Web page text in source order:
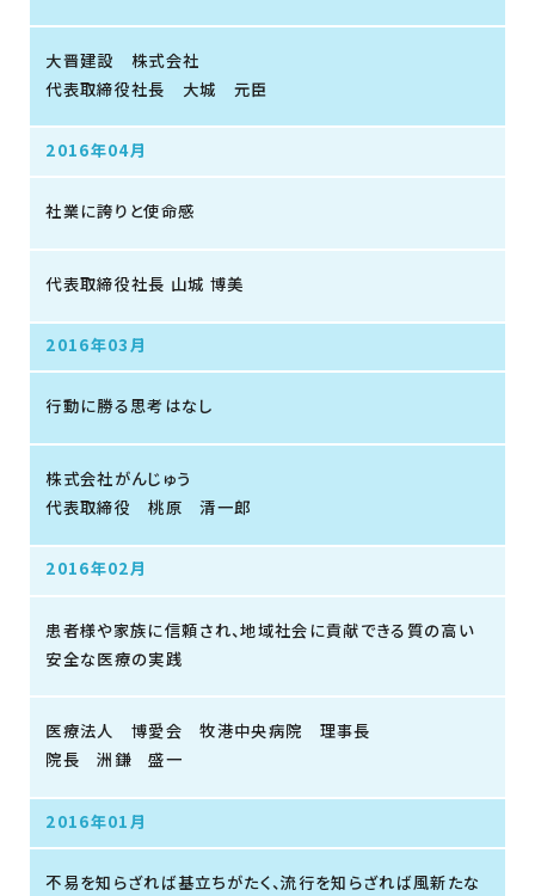
大晋建設 株式会社
代表取締役社長 大城 元臣
2016年04月
社業に誇りと使命感
代表取締役社長 山城 博美
2016年03月
行動に勝る思考はなし
株式会社がんじゅう
代表取締役 桃原 清一郎
2016年02月
患者様や家族に信頼され、地域社会に貢献できる質の高い
安全な医療の実践
医療法人 博愛会 牧港中央病院 理事長
院長 洲鎌 盛一
2016年01月
不易を知らざれば基立ちがたく、流行を知らざれば風新たな